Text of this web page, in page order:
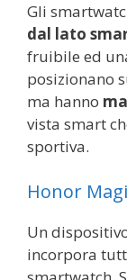
Gli
dal lato
fruibile ed
posizionano
ma hanno
vista smart
sportiva.
Honor
Un
incorpora